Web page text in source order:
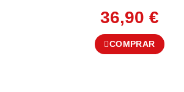
36,90 €
COMPRAR